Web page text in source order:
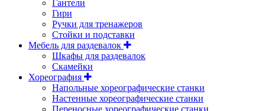
Гантели
Гири
Ручки для тренажеров
Стойки и подставки
Мебель для раздевалок
Шкафы для раздевалок
Скамейки
Хореография
Напольные хореографические станки
Настенные хореографические станки